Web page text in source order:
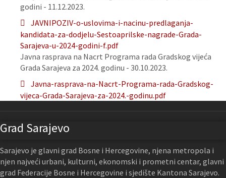
godini - 11.12.2023.
JAVNIPOZIV-o-uslovima-i-nacinu-predlaganja-
kandidata-za-dodjelu-Sestoaprilske-nagrade-Grada-
Sarajeva-u-2024-godini-f.pdf
Javna rasprava na Nacrt Programa rada Gradskog vijeća
Grada Sarajeva za 2024. godinu - 30.10.2023.
Javna-rasprava-na-Nacrt-Programa-rada-Gradskog-
vijeca-Grada-Sarajeva-za-2024.-godinu.pdf
Grad Sarajevo
Sarajevo je glavni grad Bosne i Hercegovine, njena metropola i
njen najveći urbani, kulturni, ekonomski i prometni centar, glavni
grad Federacije Bosne i Hercegovine i sjedište Kantona Sarajevo.